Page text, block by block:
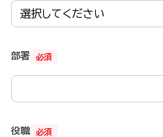
必須
部署
必須
役職